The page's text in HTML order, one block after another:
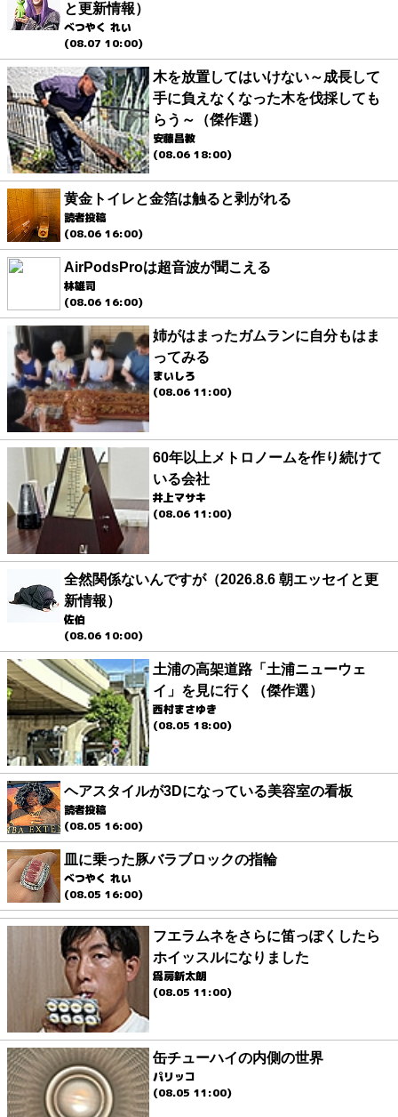
と更新情報）
べつやく れい
(08.07 10:00)
木を放置してはいけない～成長して
手に負えなくなった木を伐採しても
らう～（傑作選）
安藤昌教
(08.06 18:00)
黄金トイレと金箔は触ると剥がれる
読者投稿
(08.06 16:00)
AirPodsProは超音波が聞こえる
林雄司
(08.06 16:00)
姉がはまったガムランに自分もはま
ってみる
まいしろ
(08.06 11:00)
60年以上メトロノームを作り続けて
いる会社
井上マサキ
(08.06 11:00)
全然関係ないんですが（2026.8.6 朝エッセイと更
新情報）
佐伯
(08.06 10:00)
土浦の高架道路「土浦ニューウェ
イ」を見に行く（傑作選）
西村まさゆき
(08.05 18:00)
ヘアスタイルが3Dになっている美容室の看板
読者投稿
(08.05 16:00)
皿に乗った豚バラブロックの指輪
べつやく れい
(08.05 16:00)
フエラムネをさらに笛っぽくしたら
ホイッスルになりました
爲房新太朗
(08.05 11:00)
缶チューハイの内側の世界
パリッコ
(08.05 11:00)